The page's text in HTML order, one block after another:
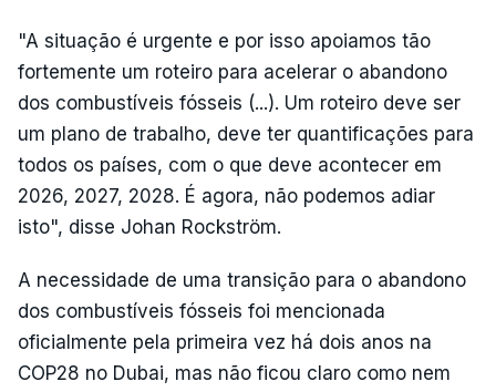
"A situação é urgente e por isso apoiamos tão
fortemente um roteiro para acelerar o abandono
dos combustíveis fósseis (...). Um roteiro deve ser
um plano de trabalho, deve ter quantificações para
todos os países, com o que deve acontecer em
2026, 2027, 2028. É agora, não podemos adiar
isto", disse Johan Rockström.
A necessidade de uma transição para o abandono
dos combustíveis fósseis foi mencionada
oficialmente pela primeira vez há dois anos na
COP28 no Dubai, mas não ficou claro como nem